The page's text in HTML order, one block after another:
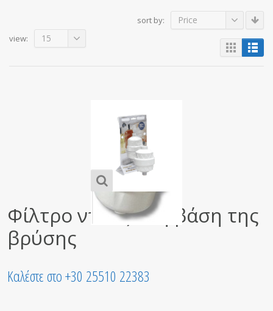
sort by: Price
view: 15
Φίλτρο ντουζ στη βάση της
βρύσης
Καλέστε στο +30 25510 22383